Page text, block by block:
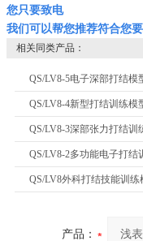
您只要致电
我们可以帮您推荐符合您
相关同类产品：
QS/LV8-5电子深部打结模
QS/LV8-4新型打结训练模
QS/LV8-3深部张力打结训
QS/LV8-2多功能电子打结
QS/LV8外科打结技能训练
产品：